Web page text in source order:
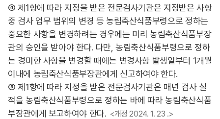
④ 제1항에 따라 지정을 받은 전문검사기관은 지정받은 사항
중 검사 업무 범위의 변경 등 농림축산식품부령으로 정하는
중요한 사항을 변경하려는 경우에는 미리 농림축산식품부장
관의 승인을 받아야 한다. 다만, 농림축산식품부령으로 정하
는 경미한 사항을 변경할 때에는 변경사항 발생일부터 1개월
이내에 농림축산식품부장관에게 신고하여야 한다.
⑤ 제1항에 따라 지정을 받은 전문검사기관은 매년 검사 실
적을 농림축산식품부령으로 정하는 바에 따라 농림축산식품
부장관에게 보고하여야 한다. <개정 2024. 1. 23 .>